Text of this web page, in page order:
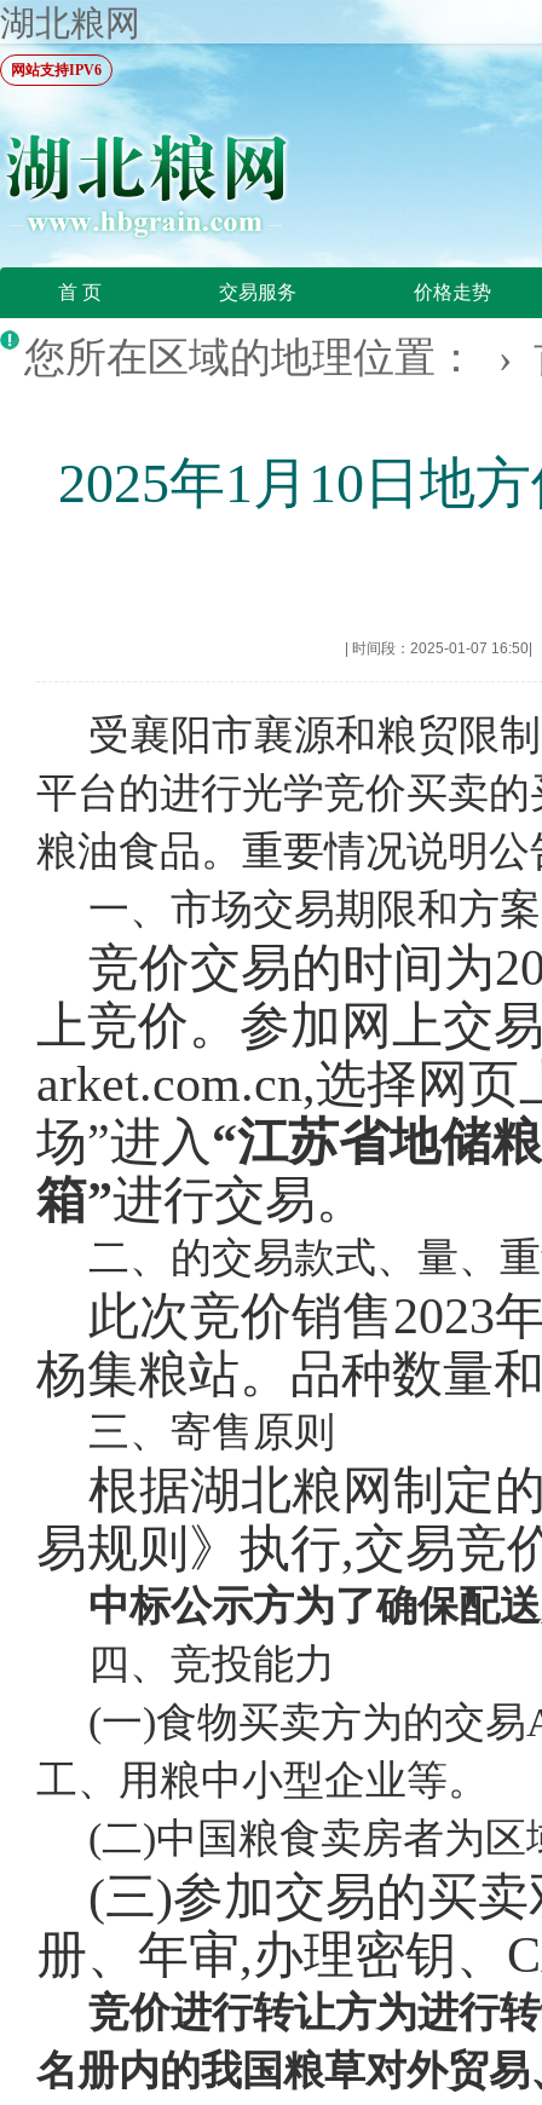
湖北粮网
网站支持IPV6
首 页 交易服务 价格走势
您所在区域的地理位置： ›
2025年1月10日地
时间段：2025-01-07 16:50
受襄阳市襄源和粮贸限
平台的进行光学竞价买卖
粮油食品。重要情况说明
一、市场交易期限和方案
竞价交易的时间为
上竞价。参加网上交
arket.com.cn,选择网
场”进入“江苏省地储
箱”进行交易。
二、的交易款式、量、
此次竞价销售2023
杨集粮站。品种数量
三、寄售原则
根据湖北粮网制定
易规则》执行,交易竞
中标公示方为了确保配
四、竞投能力
(一)食物买卖方为的交
工、用粮中小型企业等。
(二)中国粮食卖房者为
(三)参加交易的买
册、年审,办理密钥、
竞价进行转让方为进行
名册内的我国粮草对外贸